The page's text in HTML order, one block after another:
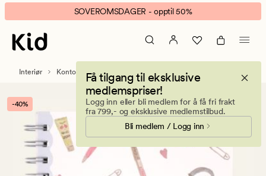
Whats
in
my
bag
banner.
Klikk
ESCAPE
pause.
SOVEROMSDAGER - opptil 50%
Få tilgang til eksklusive
medlemspriser!
Logg inn eller bli medlem for å få fri frakt
fra 799,- og eksklusive medlemstilbud.
Bli medlem / Logg inn
Interiør Kontorrekvisita Notatbøker
-40%